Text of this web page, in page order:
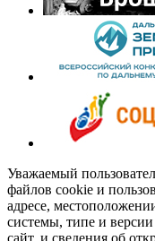
Уважаемый
файлов cookie и
адресе,
системы, типе и версии
сайт, и сведения об